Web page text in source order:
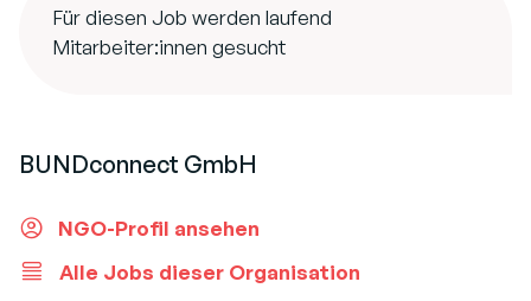
Für diesen Job werden laufend
Mitarbeiter:innen gesucht
BUNDconnect GmbH
NGO-Profil ansehen
Alle Jobs dieser Organisation